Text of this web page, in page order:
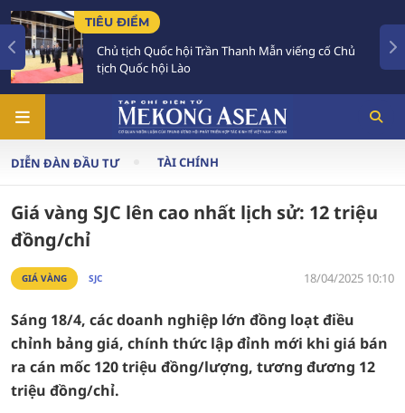
TIÊU ĐIỂM
Chủ tịch Quốc hội Trần Thanh Mẫn viếng cố Chủ
tịch Quốc hội Lào
DIỄN ĐÀN ĐẦU TƯ TÀI CHÍNH
Giá vàng SJC lên cao nhất lịch sử: 12 triệu
đồng/chỉ
GIÁ VÀNG SJC 18/04/2025 10:10
Sáng 18/4, các doanh nghiệp lớn đồng loạt điều
chỉnh bảng giá, chính thức lập đỉnh mới khi giá bán
ra cán mốc 120 triệu đồng/lượng, tương đương 12
triệu đồng/chỉ.